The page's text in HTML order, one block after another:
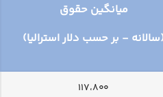
میانگین حقوق
- بر حسب دلار استرالیا)
۱۱۷،۸۰۰